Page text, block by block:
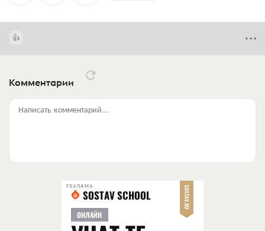
Комментарии
Написать комментарий...
РЕКЛАМА